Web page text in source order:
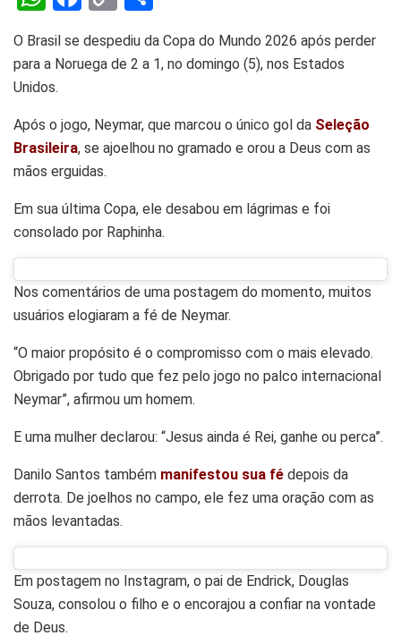
at
s
A
p
p
ce
b
o
o
k
py
k
ar
O Brasil se despediu da Copa do Mundo 2026 após perder
para a Noruega de 2 a 1, no domingo (5), nos Estados
Unidos.
Após o jogo, Neymar, que marcou o único gol da Seleção
Brasileira, se ajoelhou no gramado e orou a Deus com as
mãos erguidas.
Em sua última Copa, ele desabou em lágrimas e foi
consolado por Raphinha.
Nos comentários de uma postagem do momento, muitos
usuários elogiaram a fé de Neymar.
“O maior propósito é o compromisso com o mais elevado.
Obrigado por tudo que fez pelo jogo no palco internacional
Neymar”, afirmou um homem.
E uma mulher declarou: “Jesus ainda é Rei, ganhe ou perca”.
Danilo Santos também manifestou sua fé depois da
derrota. De joelhos no campo, ele fez uma oração com as
mãos levantadas.
Em postagem no Instagram, o pai de Endrick, Douglas
Souza, consolou o filho e o encorajou a confiar na vontade
de Deus.